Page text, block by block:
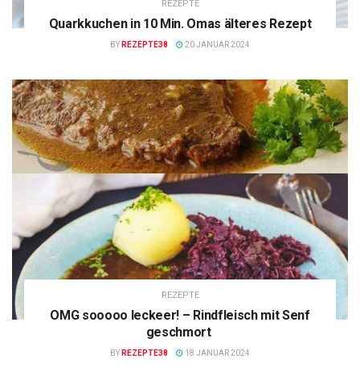
REZEPTE
Quarkkuchen in 10 Min. Omas älteres Rezept
BY REZEPTE38 20 JANUAR 2024
REZEPTE
OMG sooooo leckeer! – Rindfleisch mit Senf
geschmort
BY REZEPTE38 18 JANUAR 2024